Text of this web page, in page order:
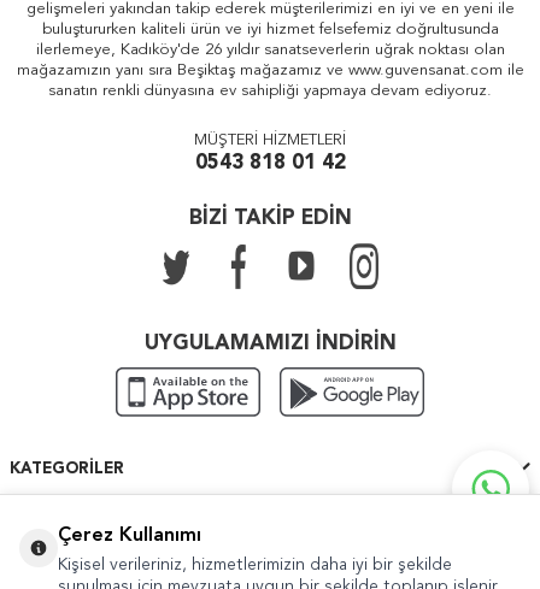
gelişmeleri yakından takip ederek müşterilerimizi en iyi ve en yeni ile
buluştururken kaliteli ürün ve iyi hizmet felsefemiz doğrultusunda
ilerlemeye, Kadıköy'de 26 yıldır sanatseverlerin uğrak noktası olan
mağazamızın yanı sıra Beşiktaş mağazamız ve www.guvensanat.com ile
sanatın renkli dünyasına ev sahipliği yapmaya devam ediyoruz.
MÜŞTERİ HİZMETLERİ
0543 818 01 42
BİZİ TAKİP EDİN
UYGULAMAMIZI İNDİRİN
KATEGORILER
HIZLI ERIŞIM
Çerez Kullanımı
Kişisel verileriniz, hizmetlerimizin daha iyi bir şekilde